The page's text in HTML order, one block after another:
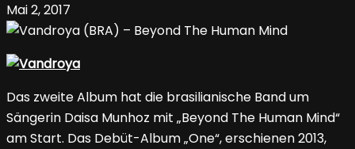
Mai 2, 2017
Das zweite Album hat die brasilianische Band um
Sängerin Daisa Munhoz mit „Beyond The Human Mind“
am Start. Das Debüt-Album „One“, erschienen 2013,